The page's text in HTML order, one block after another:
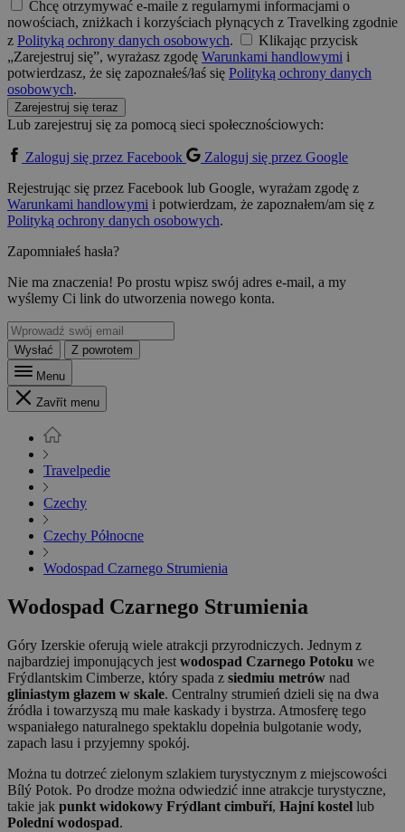
Chcę otrzymywać e-maile z regularnymi informacjami o
nowościach, zniżkach i korzyściach płynących z Travelking zgodnie
z Polityką ochrony danych osobowych.
Klikając przycisk
„Zarejestruj się”, wyrażasz zgodę Warunkami handlowymi i
potwierdzasz, że się zapoznałeś/łaś się Polityką ochrony danych
osobowych.
Zarejestruj się teraz
Lub zarejestruj się za pomocą sieci społecznościowych:
Zaloguj się przez Facebook
Zaloguj się przez Google
Rejestrując się przez Facebook lub Google, wyrażam zgodę z
Warunkami handlowymi i potwierdzam, że zapoznałem/am się z
Polityką ochrony danych osobowych.
Zapomniałeś hasła?
Nie ma znaczenia! Po prostu wpisz swój adres e-mail, a my
wyślemy Ci link do utworzenia nowego konta.
Wysłać
Z powrotem
Menu
Zavřít menu
Travelpedie
Czechy
Czechy Północne
Wodospad Czarnego Strumienia
Wodospad Czarnego Strumienia
Góry Izerskie oferują wiele atrakcji przyrodniczych. Jednym z
najbardziej imponujących jest wodospad Czarnego Potoku we
Frýdlantskim Cimberze, który spada z siedmiu metrów nad
gliniastym głazem w skale. Centralny strumień dzieli się na dwa
źródła i towarzyszą mu małe kaskady i bystrza. Atmosferę tego
wspaniałego naturalnego spektaklu dopełnia bulgotanie wody,
zapach lasu i przyjemny spokój.
Można tu dotrzeć zielonym szlakiem turystycznym z miejscowości
Bílý Potok. Po drodze można odwiedzić inne atrakcje turystyczne,
takie jak punkt widokowy Frýdlant cimbuří, Hajní kostel lub
Polední wodospad.